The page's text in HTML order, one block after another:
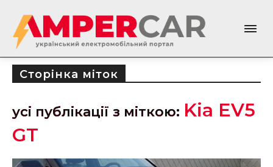
Сторінка міток
усі публікації з міткою: Kia EV5
GT